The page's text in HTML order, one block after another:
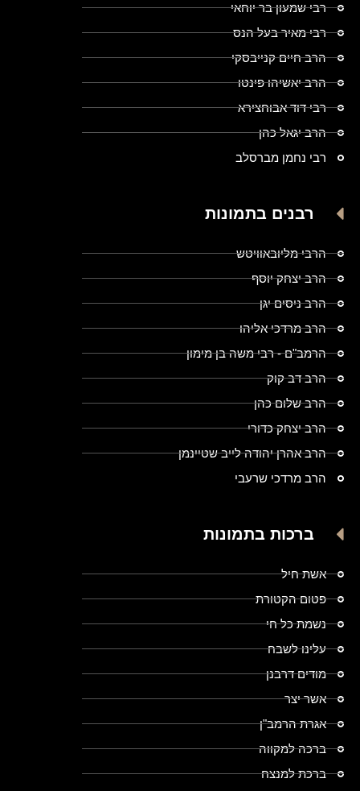
רבי שמעון בר יוחאי
רבי מאיר בעל הנס
הרב חיים קנייבסקי
הרב יאשיהו פינטו
רבי דוד אבוחצירא
הרב יגאל כהן
רבי נחמן מברסלב
רבנים בתמונות
הרבי מליובאוויטש
הרב יצחק יוסף
הרב ניסים יגן
הרב מרדכי אליהו
הרמב"ם - רבי משה בן מימון
הרב דב קוק
הרב שלום כהן
הרב יצחק כדורי
הרב אהרן יהודה לייב שטיינמן
הרב מרדכי שרעבי
ברכות בתמונות
אשת חיל
פטום הקטורת
נשמת כל חי
עלינו לשבח
מודים דרבנן
אשר יצר
אגרת הרמב"ן
ברכה למקווה
ברכת למנצח